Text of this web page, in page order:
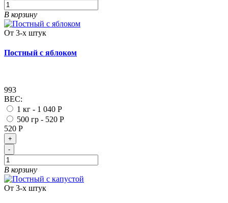
В корзину
От 3-х штук
Постный с яблоком
993
ВЕС:
1 кг - 1 040 Р
500 гр - 520 Р
520 Р
+
-
В корзину
От 3-х штук